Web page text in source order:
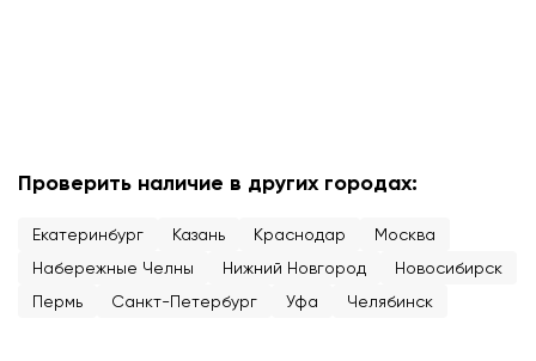
Проверить наличие в других городах:
Екатеринбург Казань Краснодар
Москва
Набережные Челны
Нижний Новгород
Новосибирск
Пермь
Санкт-Петербург Уфа Челябинск